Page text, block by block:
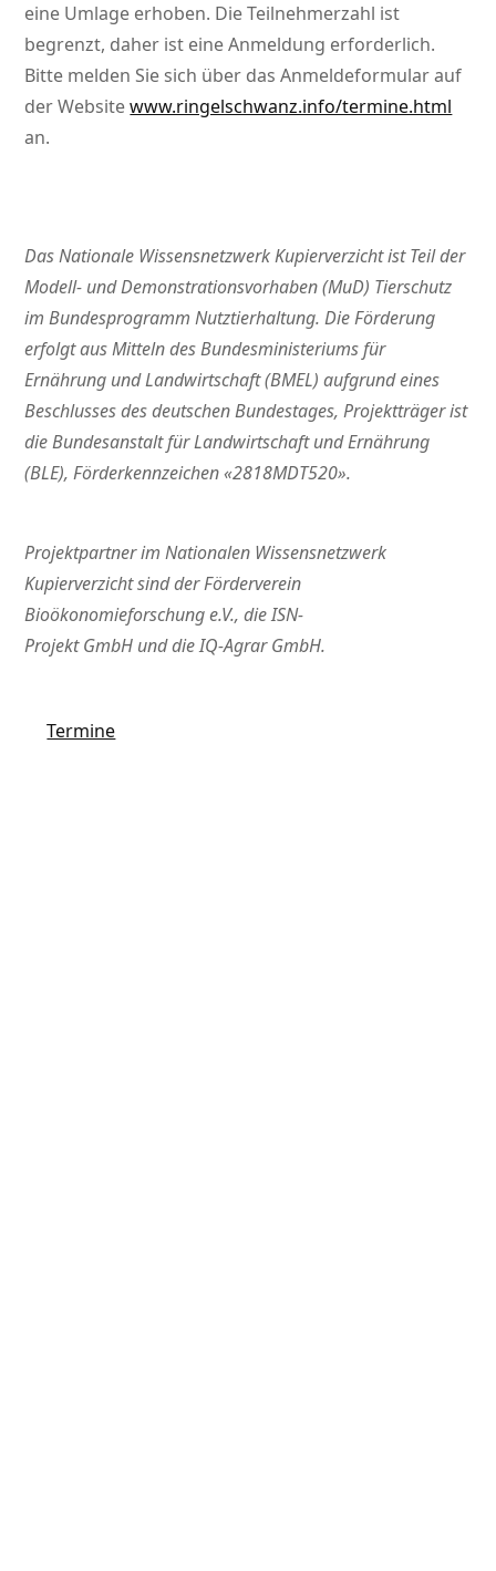
eine Umlage erhoben. Die Teilnehmerzahl ist
begrenzt, daher ist eine Anmeldung erforderlich.
Bitte melden Sie sich über das Anmeldeformular auf
der Websitewww.ringelschwanz.info/termine.html
an.
Das Nationale Wissensnetzwerk Kupierverzicht ist Teil der
Modell- und Demonstrationsvorhaben (MuD) Tierschutz
imBundesprogramm Nutztierhaltung. Die Förderung
erfolgt aus Mitteln des Bundesministeriums für
Ernährung undLandwirtschaft (BMEL) aufgrund eines
Beschlusses des deutschen Bundestages, Projektträger ist
die Bundesanstalt fürLandwirtschaft und Ernährung
(BLE), Förderkennzeichen «2818MDT520».
Projektpartner im Nationalen Wissensnetzwerk
Kupierverzicht sind der Förderverein
Bioökonomieforschung e.V., die ISN-
Projekt GmbH und die IQ-Agrar GmbH.
Termine